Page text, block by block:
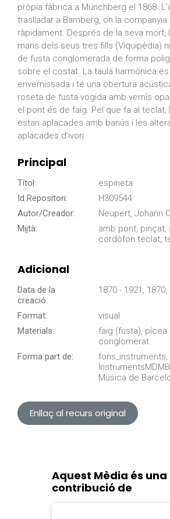
pròpia fàbrica a Münchberg el 1868.
traslladar a Bamberg, on la companyia
ràpidament. Després de la seva mort,
mans dels seus tres fills
de fusta conglomerada de forma
sobre el costat. La taula harmònica
envernissada i té una obertura
roseta de fusta vogida amb vernís
el pont és de faig. Pel que fa al
estan aplacades amb banús i les
aplacades d’ivori.
Principal
Títol:
espineta
Id Repositori:
H309544
Autor/Creador:
Neupert, Johann
Mijtà:
amb pont, pinçat,
cordòfon.teclat,
Adicional
Data de la
creació:
1870 - 1921, 1870,
Format:
visual
Materials:
faig (fusta), pícea
conglomerat.
Forma part de:
fons_instruments,
Música de
Enllaç al recurs original
Aquest Mèdia és una
contribució de